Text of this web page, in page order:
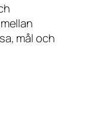
mål och